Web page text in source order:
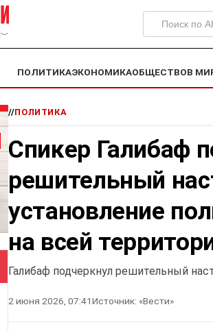
﹀
ПОЛИТИКАЭКОНОМИКАОБЩЕСТВОВ
//ПОЛИТИКА
Спикер Галибаф
решительный
установление
на всей
Галибаф подчеркнул решительный
2 июня 2026, 07:41Источник: «Вести»